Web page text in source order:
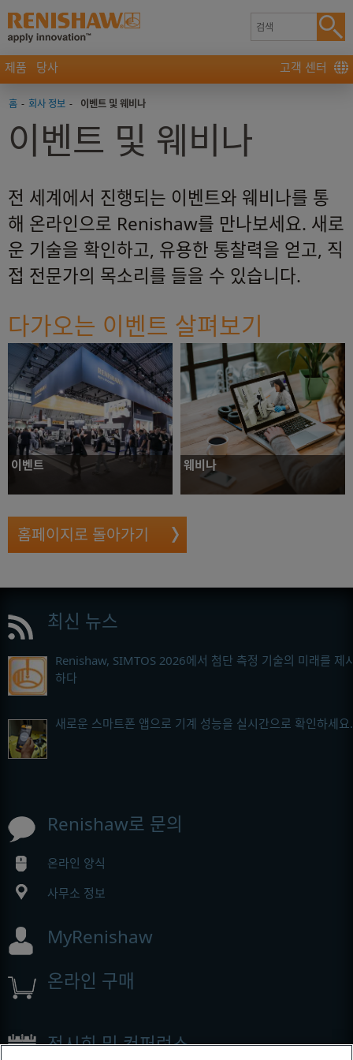
제품 당사 고객 센터
홈 - 회사 정보 - 이벤트 및 웨비나
이벤트 및 웨비나
전 세계에서 진행되는 이벤트와 웨비나를 통
해 온라인으로 Renishaw를 만나보세요. 새로
운 기술을 확인하고, 유용한 통찰력을 얻고, 직
접 전문가의 목소리를 들을 수 있습니다.
다가오는 이벤트 살펴보기
이벤트
직접 살펴보고 다양한 응용 분야에 맞는 솔루션에
대해 알아볼 수 있습니다.
웨비나
자동화, 스마트 제조 등 다양한 주제를 다룹니다.
홈페이지로 돌아가기
최신 뉴스
Renishaw, SIMTOS 2026에서 첨단 측정 기술의 미래를 제
하다
새로운 스마트폰 앱으로 기계 성능을 실시간으로 확인하세요.
Renishaw로 문의
온라인 양식
사무소 정보
MyRenishaw
온라인 구매
전시회 및 컨퍼런스